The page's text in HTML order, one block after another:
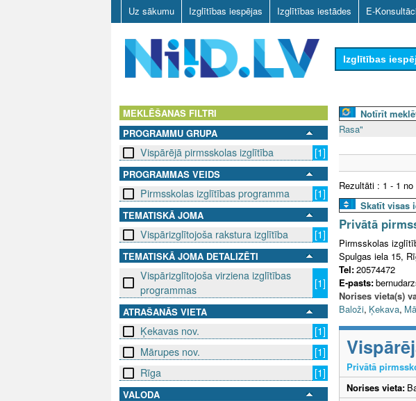
Uz sākumu Izglītības iespējas Izglītības iestādes E-
D
L
V
Izglītības
MEKLĒŠANAS FILTRI
PROGRAMMU GRUPA
Vispārējā pirmsskolas izglītība [1]
PROGRAMMAS VEIDS
Pirmsskolas izglītības programma [1]
TEMATISKĀ JOMA
Vispārizglītojoša rakstura izglītība [1]
TEMATISKĀ JOMA DETALIZĒTI
Vispārizglītojoša virziena izglītības
programmas
[1]
ATRAŠANĀS VIETA
Ķekavas nov.
[1]
Mārupes nov.
[1]
Rīga
[1]
VALODA
Notīrīt
Rasa"
Rezultāti : 1 - 1 no
Skatīt visas
Privātā
Pirmsskolas
Spulgas iela 15,
Tel:20574472
E-pasts:
Norises vieta(s)
Baloži, Ķekava,
Privātā
Norises vieta: